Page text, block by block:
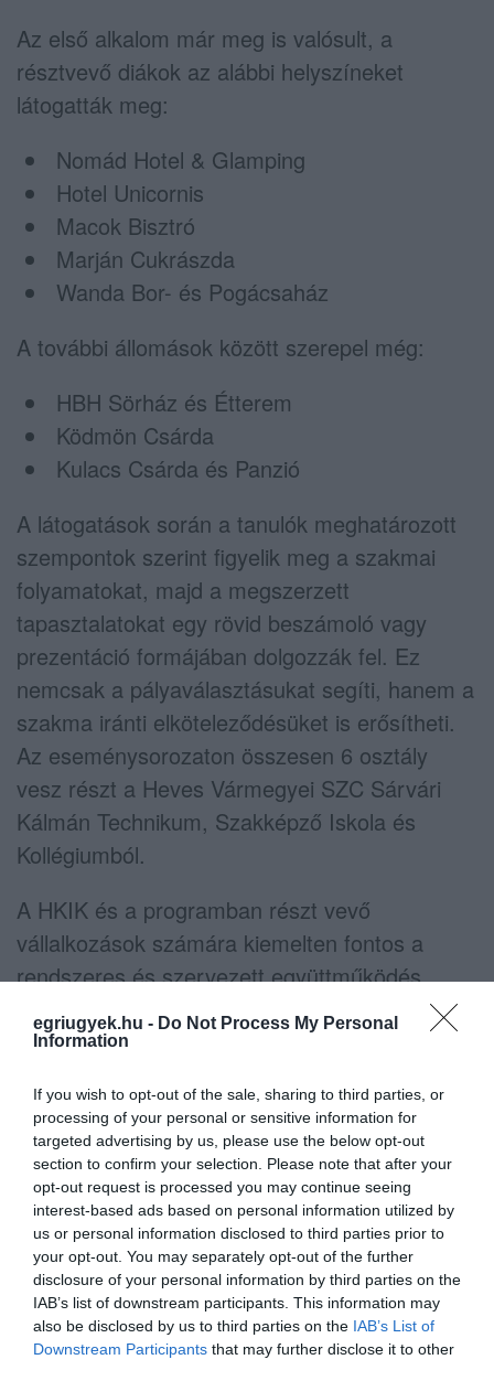
egriugyek.hu - Do Not Process My Personal
Information
If you wish to opt-out of the sale, sharing to third parties, or
processing of your personal or sensitive information for
targeted advertising by us, please use the below opt-out
section to confirm your selection. Please note that after your
opt-out request is processed you may continue seeing
interest-based ads based on personal information utilized by
us or personal information disclosed to third parties prior to
your opt-out. You may separately opt-out of the further
disclosure of your personal information by third parties on the
IAB’s list of downstream participants. This information may
also be disclosed by us to third parties on the IAB’s List of
Downstream Participants that may further disclose it to other
Az első alkalom már meg is valósult, a
résztvevő diákok az alábbi helyszíneket
látogatták meg:
Nomád Hotel & Glamping
Hotel Unicornis
Macok Bisztró
Marján Cukrászda
Wanda Bor- és Pogácsaház
A további állomások között szerepel még:
HBH Sörház és Étterem
Ködmön Csárda
Kulacs Csárda és Panzió
A látogatások során a tanulók meghatározott
szempontok szerint figyelik meg a szakmai
folyamatokat, majd a megszerzett
tapasztalatokat egy rövid beszámoló vagy
prezentáció formájában dolgozzák fel. Ez
nemcsak a pályaválasztásukat segíti, hanem a
szakma iránti elköteleződésüket is erősítheti.
Az eseménysorozaton összesen 6 osztály
vesz részt a Heves Vármegyei SZC Sárvári
Kálmán Technikum, Szakképző Iskola és
Kollégiumból.
A HKIK és a programban részt vevő
vállalkozások számára kiemelten fontos a
rendszeres és szervezett együttműködés,
hiszen a közös cél az, hogy a diákok
motiváltan, megfelelő szakmai háttérrel és
munkaerőpiacra. A szakma bemutató körút
egy első lépés abban a hosszú távú
együttműködésben, amely a tanulók, az
oktatási intézmények és a vállalkozások közötti
kapcsolatot még szorosabbra fűzi.